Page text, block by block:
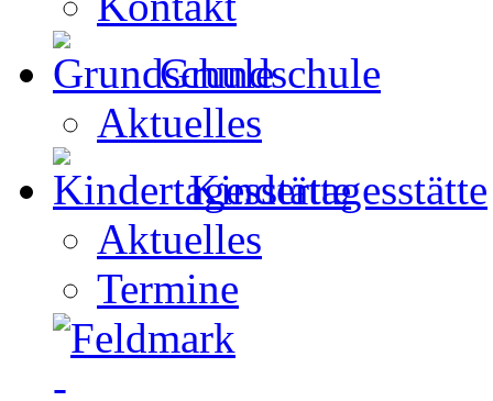
Grundschule
Aktuelles
Kindertagesstätte
Aktuelles
Termine